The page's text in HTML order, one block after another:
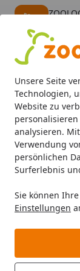
Unsere Seite
Technologien,
Website zu
analysieren.
Verwendung
persönlichen
Surferlebnis
Sie können
Einstellungen
Alle Produkte
Mein Konto
Suchen
Startseite
Aquaristik
JBL
Extend
BALD VERGRIFFEN